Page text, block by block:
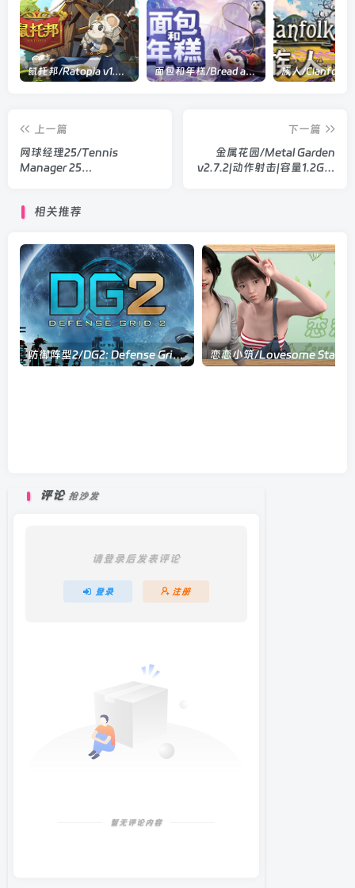
鼠托邦/Ratopia v1.0.0530|策略模拟|容量2.9GB|官方中文版 面包和年糕/Bread and Fred Build.21411256|动作冒险|容量1.1GB|官方中文版
上一篇
网球经理25/Tennis
Manager 25
下一篇
金属花园/Metal Garden
v2.7.2|动作射击|容量1.2GB|
相关推荐
防御阵型2/DG2: Defense Grid 2 v1.0.35|策略战棋|容量2.2GB|官方中文版
评论 抢沙发
请登录后发表评论
登录 注册
暂无评论内容